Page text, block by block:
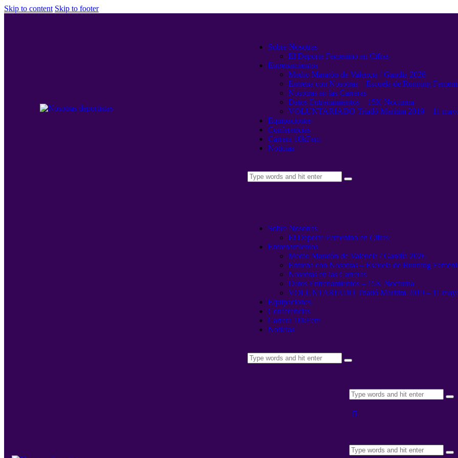
Skip to content Skip to footer
Sobre Nosotras
El Deporte Femenino en Cifras
Entrenamientos
Medio Maratón de Valencia / Gandía 2026
Entrena con Nosotras – Escuela de Running
Nosotras en las Carreras
Datos Entrenamientos – 15K Nocturna
VOLUNTARIADO Triatló Maritim 2019 – 11
Equipaciones
Conferencias
Carrera 10kFem
Noticias
Sobre Nosotras
El Deporte Femenino en Cifras
Entrenamientos
Medio Maratón de Valencia / Gandía 2026
Entrena con Nosotras – Escuela de Running
Nosotras en las Carreras
Datos Entrenamientos – 15K Nocturna
VOLUNTARIADO Triatló Maritim 2019 – 11
Equipaciones
Conferencias
Carrera 10kFem
Noticias